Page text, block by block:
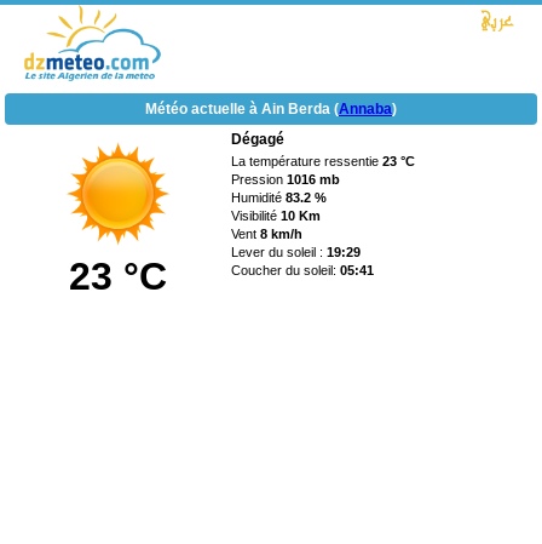
Météo actuelle à Ain Berda (Annaba)
23 °C
Dégagé
La température ressentie23 °C
Pression1016 mb
Humidité83.2 %
Visibilité10 Km
Vent8 km/h
Lever du soleil :19:29
Coucher du soleil:05:41